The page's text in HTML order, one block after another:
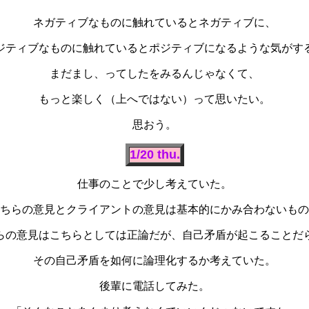
ネガティブなものに触れているとネガティブに、
ティブなものに触れているとポジティブになるような気がす
まだまし、ってしたをみるんじゃなくて、
もっと楽しく（上へではない）って思いたい。
思おう。
1/20 thu.
仕事のことで少し考えていた。
らの意見とクライアントの意見は基本的にかみ合わないもの
の意見はこちらとしては正論だが、自己矛盾が起こることだ
その自己矛盾を如何に論理化するか考えていた。
後輩に電話してみた。